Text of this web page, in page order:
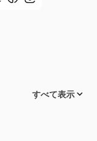
すべて表示